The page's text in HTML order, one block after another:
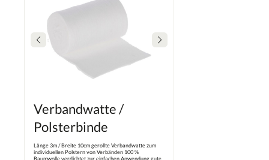
ca. 2 – 3 Minuten ist die Klaue wieder belastbar. 10er
Sortiment Set beinhaltet: 1x Kartusche mit 160ml mit 2-
Komponentenkleber 10x Mischerkanülen 10x
Holzklötze XL 1x Dosierpistole
Verbandwatte /
Polsterbinde
Länge 3m / Breite 10cm gerollte Verbandwatte zum
individuellen Polstern von Verbänden 100 %
Baumwolle verdichtet zur einfachen Anwendung gute